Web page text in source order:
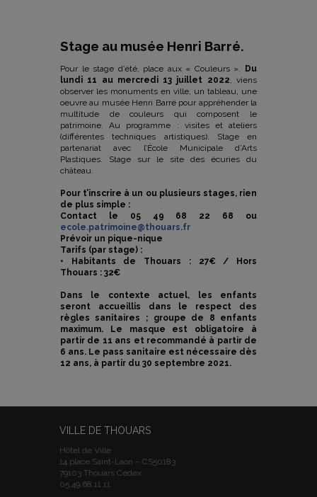
Stage au musée Henri Barré.
Pour le stage d’été, place aux « Couleurs ». Du
lundi 11 au mercredi 13 juillet 2022 , viens
observer les monuments en ville, un tableau, une
oeuvre au musée Henri Barré pour appréhender la
multitude decouleurs qui composent le
patrimoine. Au programme : visites et ateliers
(différentes techniques artistiques). Stage en
partenariat avec l’École Municipale d’Arts
Plastiques. Stage sur le site des écuries du
château.
Pour t’inscrire à un ou plusieurs stages, rien
de plus simple :
Contact le 05 49 68 22 68 ou
ecole.patrimoine@thouars.fr
Prévoir un pique-nique
Tarifs (par stage) :
• Habitants de Thouars : 27€ / Hors
Thouars : 32€
Dans le contexte actuel, les enfants
seront accueillis dans le respect des
règles sanitaires ; groupe de 8 enfants
maximum. Le masque est obligatoire à
partir de 11 ans et recommandé à partir de
6 ans. Le pass sanitaire est nécessaire dès
12 ans, à partir du 30 septembre 2021.
VILLE DE THOUARS
Hôtel de Ville
14 place Saint-Laon – CS50183
79103 Thouars Cedex
05.49.68.11.11